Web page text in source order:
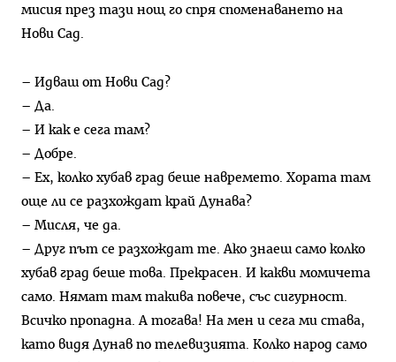
мисия през тази нощ го спря споменаването на
Нови Сад.
– Идваш от Нови Сад?
– Да.
– И как е сега там?
– Добре.
– Ех, колко хубав град беше навремето. Хората там
още ли се разхождат край Дунава?
– Мисля, че да.
– Друг път се разхождат те. Ако знаеш само колко
хубав град беше това. Прекрасен. И какви момичета
само. Нямат там такива повече, със сигурност.
Всичко пропадна. А тогава! На мен и сега ми става,
като видя Дунав по телевизията. Колко народ само